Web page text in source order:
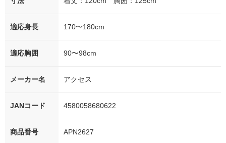
適応身長 170〜180cm
適応胸囲 90〜98cm
メーカー名 アクセス
JANコード 4580058680622
商品番号 APN2627